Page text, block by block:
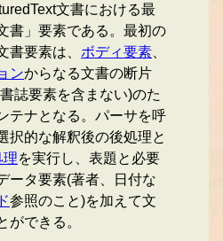
文書における最
書」要素である。最初の
書要素は、 ボディ要素
ンからなる文書の断片
誌要素を含まない)のた
テナとなる。パーサを呼
択的な解釈後の後処理と
理を実行し、表題と必要
ータ要素(著者、日付な
参照のこと)を加えて文
ができる。